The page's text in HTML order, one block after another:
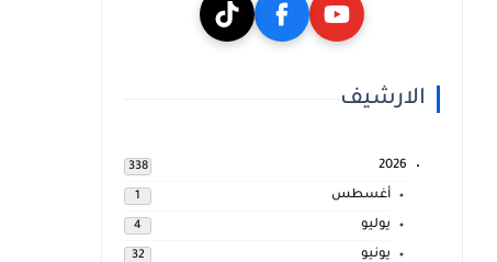
الارشيف
2026
338
أغسطس 1
يوليو 4
يونيو 32